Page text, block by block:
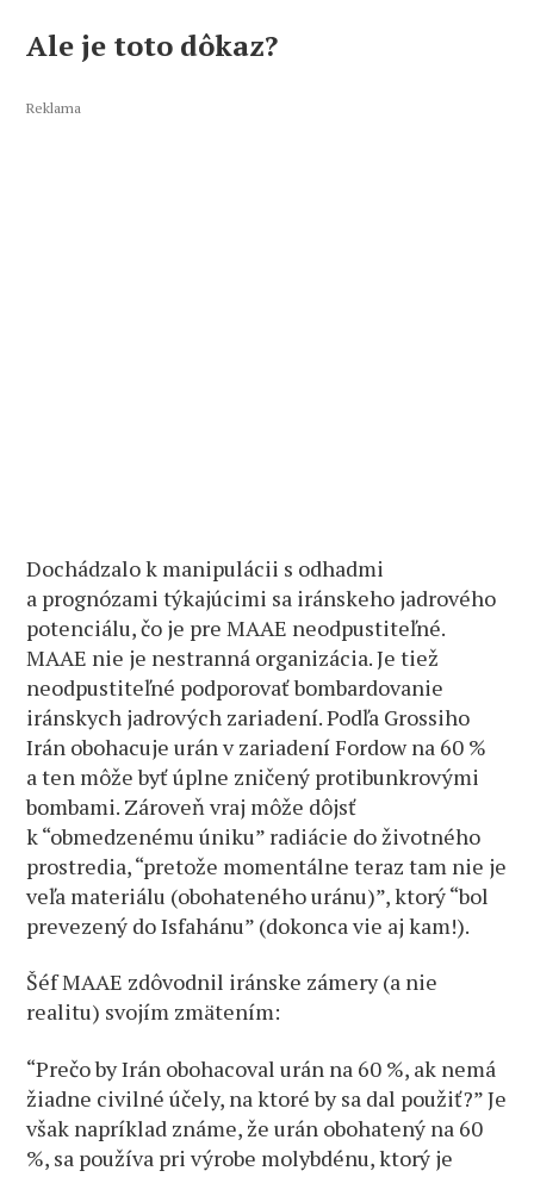
Ale je toto dôkaz?
Reklama
Dochádzalo k manipulácii s odhadmi
a prognózami týkajúcimi sa iránskeho jadrového
potenciálu, čo je pre MAAE neodpustiteľné.
MAAE nie je nestranná organizácia. Je tiež
neodpustiteľné podporovať bombardovanie
iránskych jadrových zariadení. Podľa Grossiho
Irán obohacuje urán v zariadení Fordow na 60 %
a ten môže byť úplne zničený protibunkrovými
bombami. Zároveň vraj môže dôjsť
k “obmedzenému úniku” radiácie do životného
prostredia, “pretože momentálne teraz tam nie je
veľa materiálu (obohateného uránu)”, ktorý “bol
prevezený do Isfahánu” (dokonca vie aj kam!).
Šéf MAAE zdôvodnil iránske zámery (a nie
realitu) svojím zmätením:
“Prečo by Irán obohacoval urán na 60 %, ak nemá
žiadne civilné účely, na ktoré by sa dal použiť?” Je
však napríklad známe, že urán obohatený na 60
%, sa používa pri výrobe molybdénu, ktorý je